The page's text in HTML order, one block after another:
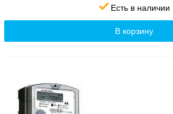
Есть в наличии
В корзину